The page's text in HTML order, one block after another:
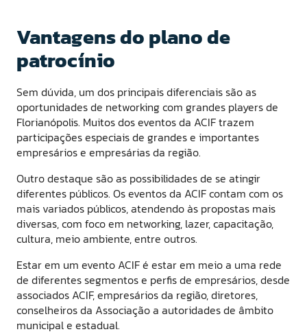
Vantagens do plano de
patrocínio
Sem dúvida, um dos principais diferenciais são as
oportunidades de networking com grandes players de
Florianópolis. Muitos dos eventos da ACIF trazem
participações especiais de grandes e importantes
empresários e empresárias da região.
Outro destaque são as possibilidades de se atingir
diferentes públicos. Os eventos da ACIF contam com os
mais variados públicos, atendendo às propostas mais
diversas, com foco em networking, lazer, capacitação,
cultura, meio ambiente, entre outros.
Estar em um evento ACIF é estar em meio a uma rede
de diferentes segmentos e perfis de empresários, desde
associados ACIF, empresários da região, diretores,
conselheiros da Associação a autoridades de âmbito
municipal e estadual.